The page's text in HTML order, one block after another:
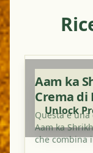
Unlock
Aam ka
Crema di
Questa è
Aam ka
che combina